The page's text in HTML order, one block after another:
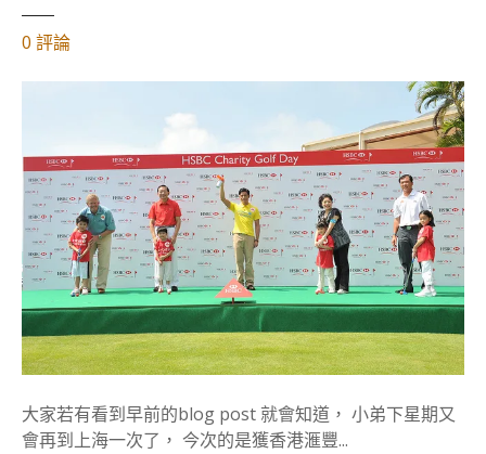
軍
賽
的
0 對
遊
。
中
國
】
慈
善
高
爾
評論
大家若有看到早前的blog post 就會知道， 小弟下星期又
會再到上海一次了， 今次的是獲香港滙豐...